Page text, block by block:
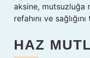
aksine, mutsuzluğa
refahını ve
HAZ